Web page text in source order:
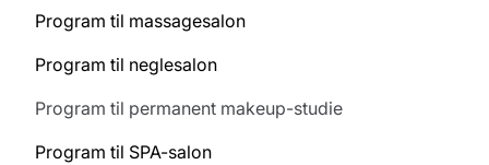
Program til massagesalon
Program til neglesalon
Program til permanent makeup-studie
Program til SPA-salon